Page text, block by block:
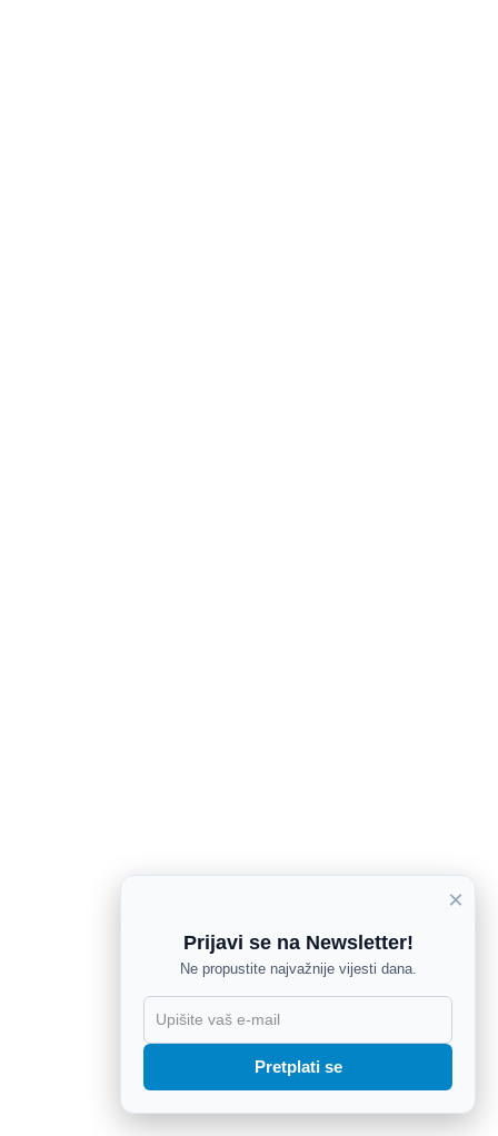
×
Prijavi se na Newsletter!
Ne propustite najvažnije vijesti dana.
Pretplati se